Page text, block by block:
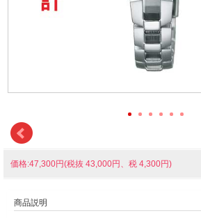
価格:47,300円(税抜 43,000円、税 4,300円)
商品説明